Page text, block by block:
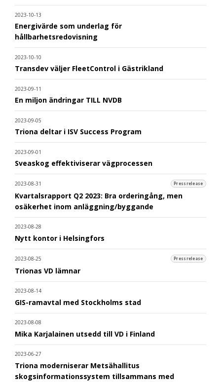
2023-10-13
Energivärde som underlag för
hållbarhetsredovisning
2023-10-10
Transdev väljer FleetControl i Gästrikland
2023-09-11
En miljon ändringar TILL NVDB
2023-09-05
Triona deltar i ISV Success Program
2023-09-01
Sveaskog effektiviserar vägprocessen
2023-08-31 Pressrelease
Kvartalsrapport Q2 2023: Bra orderingång, men
osäkerhet inom anläggning/byggande
2023-08-28
Nytt kontor i Helsingfors
2023-08-25 Pressrelease
Trionas VD lämnar
2023-08-14
GIS-ramavtal med Stockholms stad
2023-08-08
Mika Karjalainen utsedd till VD i Finland
2023-06-27
Triona moderniserar Metsähallitus
skogsinformationssystem tillsammans med